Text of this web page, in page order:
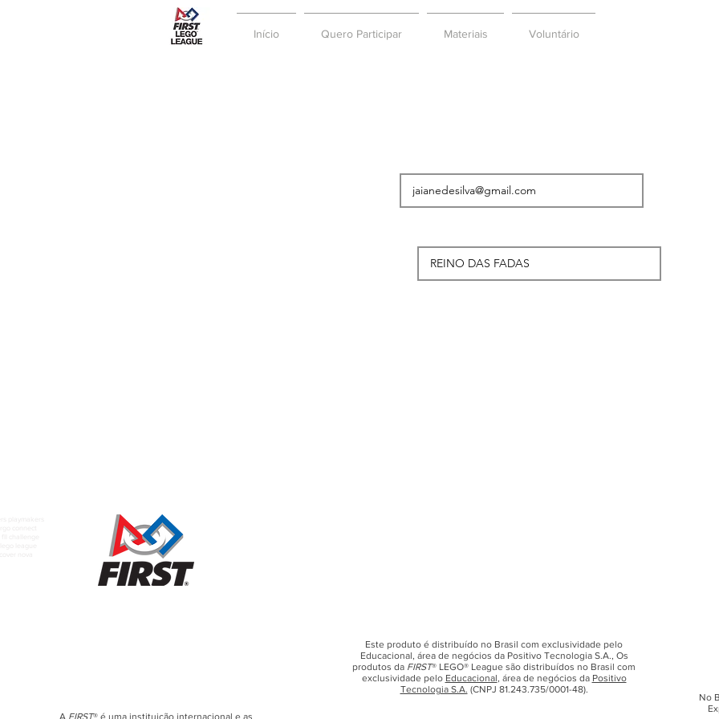
Início Quero Participar Materiais Voluntário
A FIRST® é uma instituição internacional e as
Este produto é distribuído no Brasil com exclusividade pelo
Educacional, área de negócios da Positivo Tecnologia S.A., Os
produtos da FIRST® LEGO® League são distribuídos no Brasil com
exclusividade pelo Educacional, área de negócios da Positivo
Tecnologia S.A. (CNPJ 81.243.735/0001-48).
No